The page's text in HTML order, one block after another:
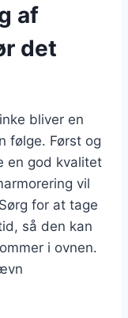
af
det
bliver en
følge. Først og
en god kvalitet
vil
for at tage
så den kan
i ovnen.